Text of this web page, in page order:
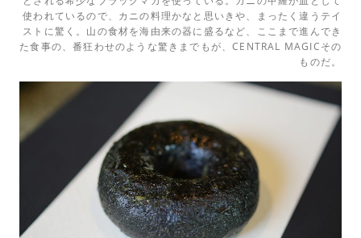
使われているので、カニの料理かなと思いきや、まったく違うテイ
ストに驚く。山の食材を海由来の器に盛るなど、ここまで進んでき
た食事の、番狂わせのような驚きまでもが、CENTRAL MAGICその
ものだ。